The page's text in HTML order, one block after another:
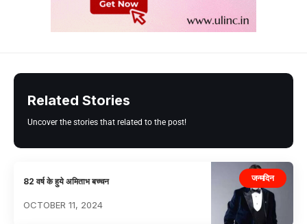
Related Stories
Uncover the stories that related to the post!
जन्मदिन
82 वर्ष के हुये अमिताभ बच्चन
OCTOBER 11, 2024